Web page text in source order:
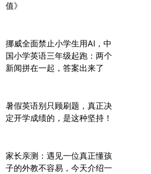
值》
挪威全面禁止小学生用AI，中
国小学英语三年级起跑：两个
新闻拼在一起，答案出来了
暑假英语别只顾刷题，真正决
定开学成绩的，是这种坚持！
家长亲测：遇见一位真正懂孩
子的外教不容易，今天介绍一